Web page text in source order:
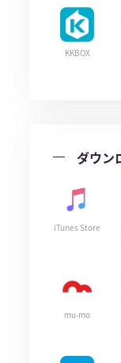
KKBOX
ダウン
iTunes Store
mu-mo